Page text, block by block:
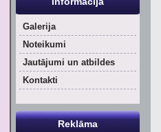
Galerija
Noteikumi
Jautājumi un atbildes
Kontakti
Reklāma